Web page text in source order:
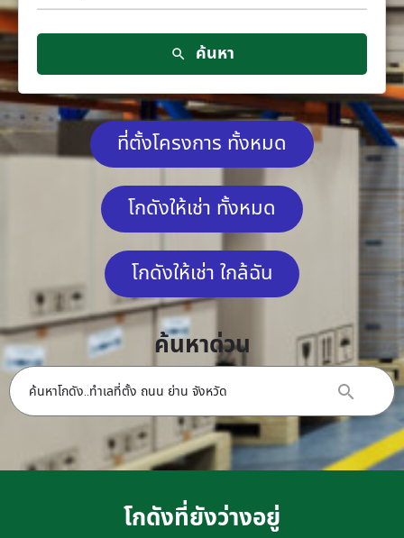
ค้นหา
ที่ตั้งโครงการ ทั้งหมด
โกดังให้เช่า ทั้งหมด
โกดังให้เช่า ใกล้ฉัน
ค้นหาด่วน
โกดังที่ยังว่างอยู่